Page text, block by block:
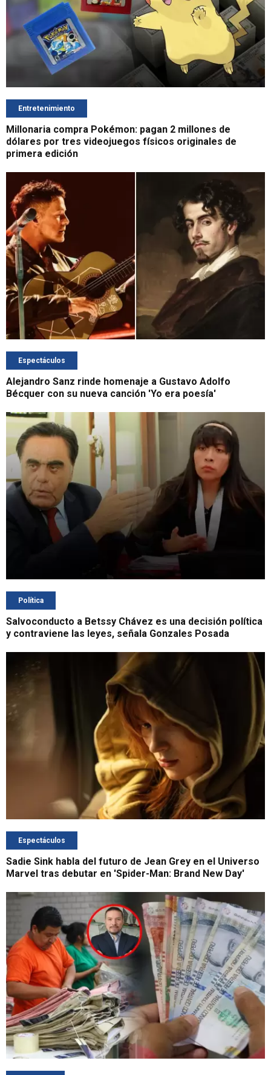
Entretenimiento
Millonaria compra Pokémon: pagan 2 millones de
dólares por tres videojuegos físicos originales de
primera edición
Espectáculos
Alejandro Sanz rinde homenaje a Gustavo Adolfo
Bécquer con su nueva canción 'Yo era poesía'
Política
Salvoconducto a Betssy Chávez es una decisión política
y contraviene las leyes, señala Gonzales Posada
Espectáculos
Sadie Sink habla del futuro de Jean Grey en el Universo
Marvel tras debutar en 'Spider-Man: Brand New Day'